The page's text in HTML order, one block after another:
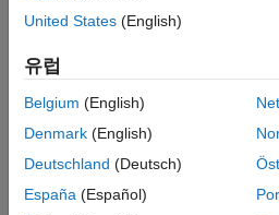
NXP FRDM-K64F 보드
VEX EDR V5 Robot Brain
설정 및 구성
모델링
하드웨어 연결을 위한 모델 준비,
이 페이지가 얼마나
United States (English)
유럽
Belgium (English)
Denmark (English)
Deutschland (Deutsch)
España (Español)